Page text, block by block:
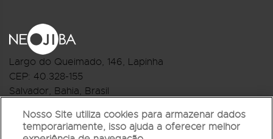
Largo do Queimado, 146, Lapinha
CEP: 40.328-155
Salvador, Bahia, Brasil
R.Monte Castelo Nº 62, Bairro Barbalho
Nosso Site utiliza cookies para armazenar dados
temporariamente, isso ajuda a oferecer melhor